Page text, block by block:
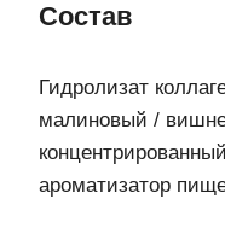
Состав
Гидролизат
малиновый /
ароматизатор